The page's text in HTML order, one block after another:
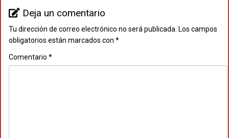
Deja un comentario
Tu dirección de correo electrónico no será publicada. Los campos
obligatorios están marcados con *
Comentario *